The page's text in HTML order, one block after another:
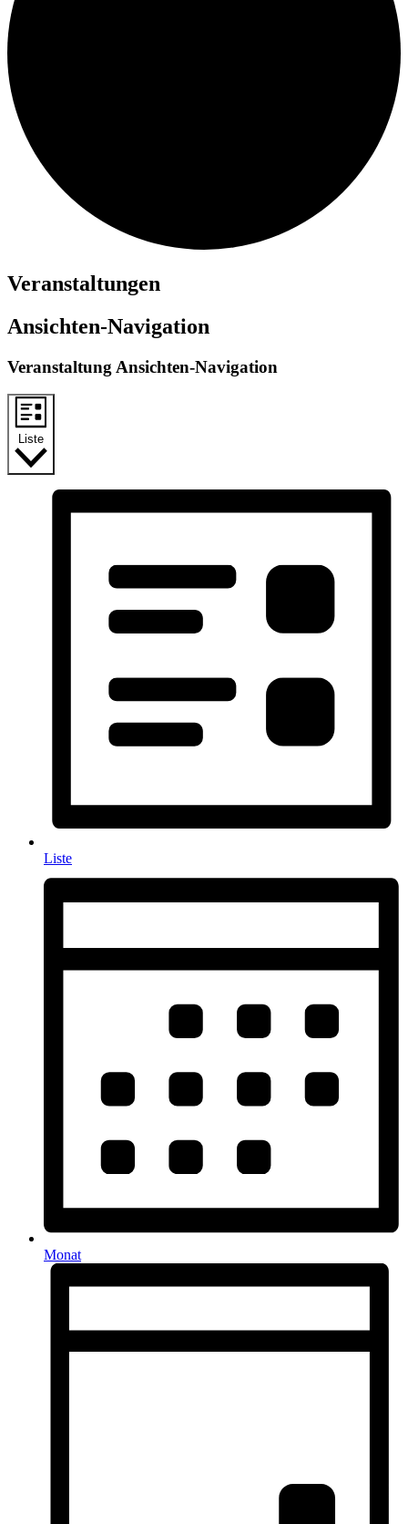
Veranstaltungen
Ansichten-Navigation
Veranstaltung Ansichten-Navigation
Liste
Liste
Monat